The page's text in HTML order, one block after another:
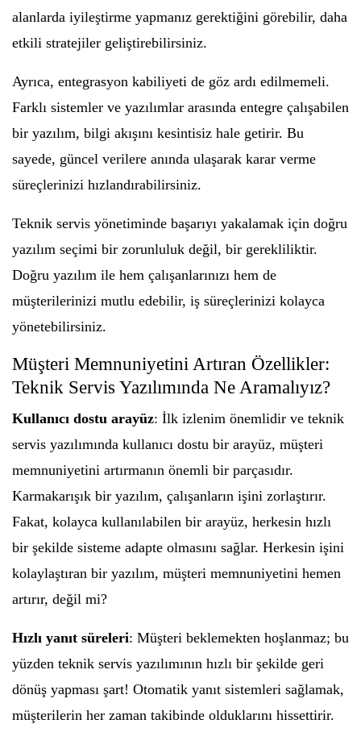
alanlarda iyileştirme yapmanız gerektiğini görebilir, daha
etkili stratejiler geliştirebilirsiniz.
Ayrıca, entegrasyon kabiliyeti de göz ardı edilmemeli.
Farklı sistemler ve yazılımlar arasında entegre çalışabilen
bir yazılım, bilgi akışını kesintisiz hale getirir. Bu
sayede, güncel verilere anında ulaşarak karar verme
süreçlerinizi hızlandırabilirsiniz.
Teknik servis yönetiminde başarıyı yakalamak için doğru
yazılım seçimi bir zorunluluk değil, bir gerekliliktir.
Doğru yazılım ile hem çalışanlarınızı hem de
müşterilerinizi mutlu edebilir, iş süreçlerinizi kolayca
yönetebilirsiniz.
Müşteri Memnuniyetini Artıran Özellikler:
Teknik Servis Yazılımında Ne Aramalıyız?
Kullanıcı dostu arayüz: İlk izlenim önemlidir ve teknik
servis yazılımında kullanıcı dostu bir arayüz, müşteri
memnuniyetini artırmanın önemli bir parçasıdır.
Karmakarışık bir yazılım, çalışanların işini zorlaştırır.
Fakat, kolayca kullanılabilen bir arayüz, herkesin hızlı
bir şekilde sisteme adapte olmasını sağlar. Herkesin işini
kolaylaştıran bir yazılım, müşteri memnuniyetini hemen
artırır, değil mi?
Hızlı yanıt süreleri: Müşteri beklemekten hoşlanmaz; bu
yüzden teknik servis yazılımının hızlı bir şekilde geri
dönüş yapması şart! Otomatik yanıt sistemleri sağlamak,
müşterilerin her zaman takibinde olduklarını hissettirir.